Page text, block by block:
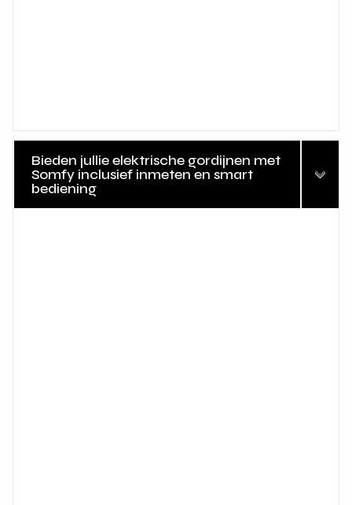
Bieden jullie elektrische gordijnen met
Somfy inclusief inmeten en smart
bediening